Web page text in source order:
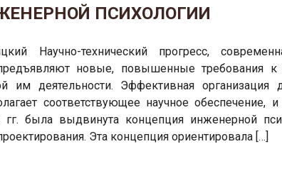
ПСИХОЛОГИИ
Научно-технический прогресс,
новые, повышенные требования к
им деятельности. Эффективная организация
соответствующее научное обеспечение, и
была выдвинута концепция инженерной
Эта концепция ориентировала […]